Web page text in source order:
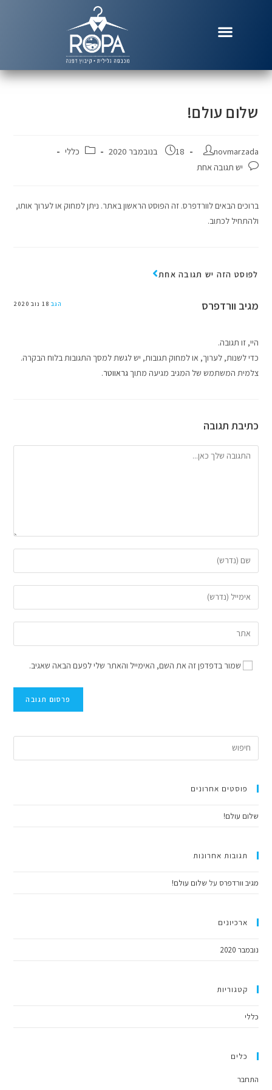
שלום עולם!
novmarzada 18 בנובמבר 2020
כללי
יש תגובה אחת
ברוכים הבאים לוורדפרס. זה הפוסט הראשון באתר. ניתן למחוק או לערוך אותו,
ולהתחיל לכתוב.
לפוסט הזה יש תגובה אחת
מגיב וורדפרס הגב 18 נוב 2020
היי, זו תגובה.
כדי לשנות, לערוך, או למחוק תגובות, יש לגשת למסך התגובות בלוח הבקרה.
צלמית המשתמש של המגיב מגיעה מתוךגראווטר.
כתיבת תגובה
שמור בדפדפן זה את השם, האימייל והאתר שלי לפעם הבאה שאגיב.
פוסטים אחרונים
שלום עולם!
תגובות אחרונות
מגיב וורדפרס על שלום עולם!
ארכיונים
נובמבר 2020
קטגוריות
כללי
כלים
התחבר